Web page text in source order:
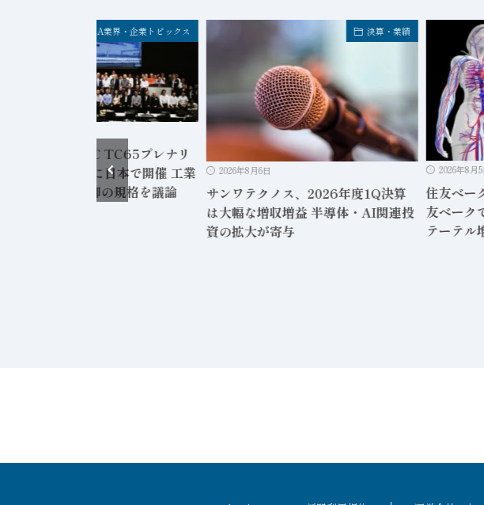
FA業界・企業トピックス
～7/3に「IEC TC65プレナリ
」を18年ぶりに日本で開催 工業
ロセス計測制御の規格を議論
決算・業績
2026年8月6日
サンワテクノス、2026年度1Q決算
は大幅な増収増益 半導体・AI関連投
資の拡大が寄与
2026年8月5
住友ベー
友ベーク
テーテル